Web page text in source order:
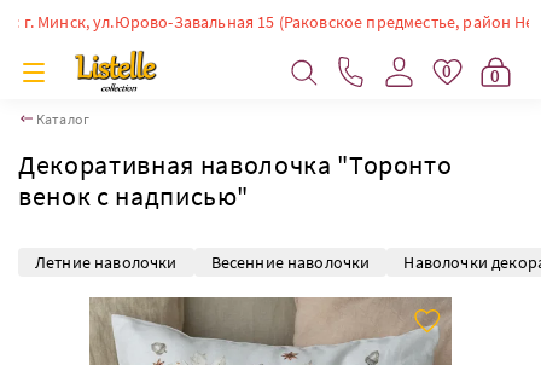
Минск, ул.Юрово-Завальная 15 (Раковское предместье, район
0 0
Каталог
Декоративная наволочка "Торонто
венок с надписью"
Летние наволочки Весенние наволочки Наволочки